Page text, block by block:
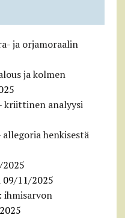
ja orjamoraalin
ja kolmen
kriittinen analyysi
henkisestä
09/11/2025
ihmisarvon